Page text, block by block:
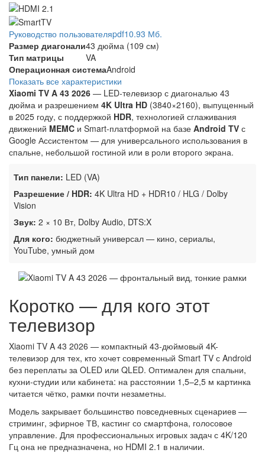
Руководство пользователяpdf10.93 Мб.
Размер диагонали43 дюйма (109 см)
Тип матрицы
VA
Операционная системаAndroid
Показать все характеристики
Xiaomi TV A 43 2026 — LED-телевизор с диагональю 43
дюйма и разрешением 4K Ultra HD (3840×2160), выпущенный
в 2025 году, с поддержкой HDR, технологией сглаживания
движений MEMC и Smart-платформой на базе Android TV с
Google Ассистентом — для универсального использования в
спальне, небольшой гостиной или в роли второго экрана.
Тип панели: LED (VA)
Разрешение / HDR: 4K Ultra HD + HDR10 / HLG / Dolby
Vision
Звук: 2 × 10 Вт, Dolby Audio, DTS:X
Для кого: бюджетный универсал — кино, сериалы,
YouTube, умный дом
Коротко — для кого этот
телевизор
Xiaomi TV A 43 2026 — компактный 43-дюймовый 4K-
телевизор для тех, кто хочет современный Smart TV с Android
без переплаты за OLED или QLED. Оптимален для спальни,
кухни-студии или кабинета: на расстоянии 1,5–2,5 м картинка
читается чётко, рамки почти незаметны.
Модель закрывает большинство повседневных сценариев —
стриминг, эфирное ТВ, кастинг со смартфона, голосовое
управление. Для профессиональных игровых задач с 4K/120
Гц она не предназначена, но HDMI 2.1 в наличии.